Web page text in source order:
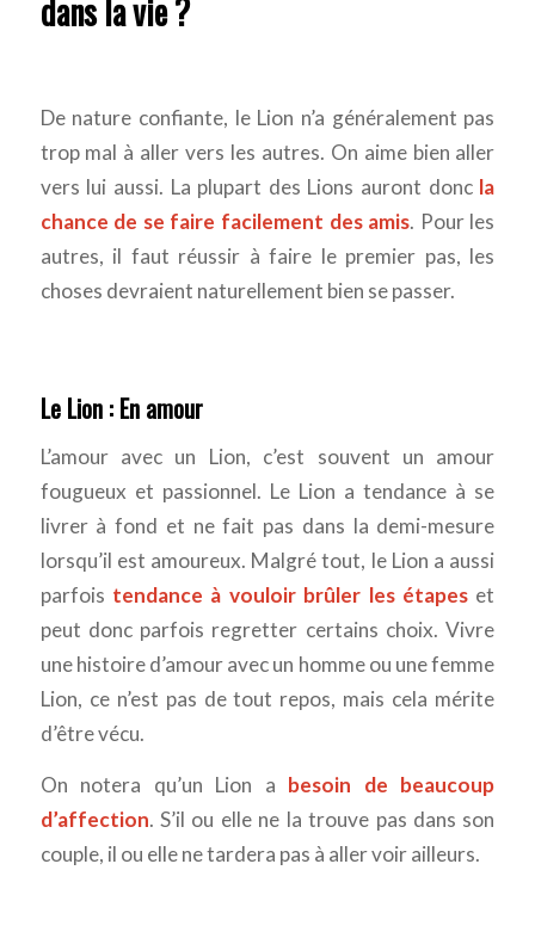
dans la vie ?
De nature confiante, le Lion n’a généralement pas
trop mal à aller vers les autres. On aime bien aller
vers lui aussi. La plupart des Lions auront donc la
chance de se faire facilement des amis. Pour les
autres, il faut réussir à faire le premier pas, les
choses devraient naturellement bien se passer.
Le Lion : En amour
L’amour avec un Lion, c’est souvent un amour
fougueux et passionnel. Le Lion a tendance à se
livrer à fond et ne fait pas dans la demi-mesure
lorsqu’il est amoureux. Malgré tout, le Lion a aussi
parfois tendance à vouloir brûler les étapes et
peut donc parfois regretter certains choix. Vivre
une histoire d’amour avec un homme ou une femme
Lion, ce n’est pas de tout repos, mais cela mérite
d’être vécu.
On notera qu’un Lion a besoin de beaucoup
d’affection. S’il ou elle ne la trouve pas dans son
couple, il ou elle ne tardera pas à aller voir ailleurs.